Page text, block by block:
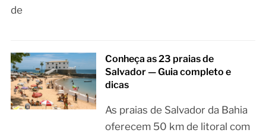
de
Conheça as 23 praias de
Salvador — Guia completo e
dicas
As praias de Salvador da Bahia
oferecem 50 km de litoral com